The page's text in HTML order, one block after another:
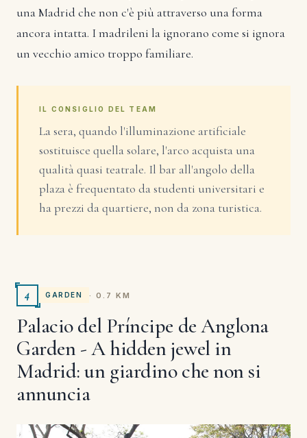
una Madrid che non c'è più attraverso una forma
ancora intatta. I madrileni la ignorano come si ignora
un vecchio amico troppo familiare.
IL CONSIGLIO DEL TEAM
La sera, quando l'illuminazione artificiale
sostituisce quella solare, l'arco acquista una
qualità quasi teatrale. Il bar all'angolo della
plaza è frequentato da studenti universitari e
ha prezzi da quartiere, non da zona turistica.
4 GARDEN · 0.7 KM
Palacio del Príncipe de Anglona
Garden - A hidden jewel in
Madrid: un giardino che non si
annuncia